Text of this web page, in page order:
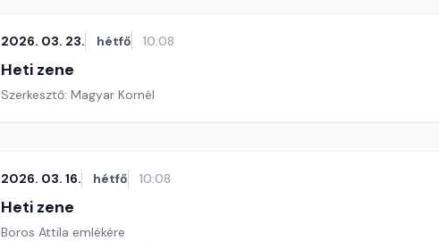
2026. 03. 23. hétfő 10:08
Heti zene
Szerkesztő: Magyar Kornél
2026. 03. 16. hétfő 10:08
Heti zene
Boros Attila emlékére